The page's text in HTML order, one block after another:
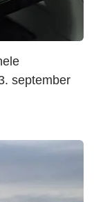
september